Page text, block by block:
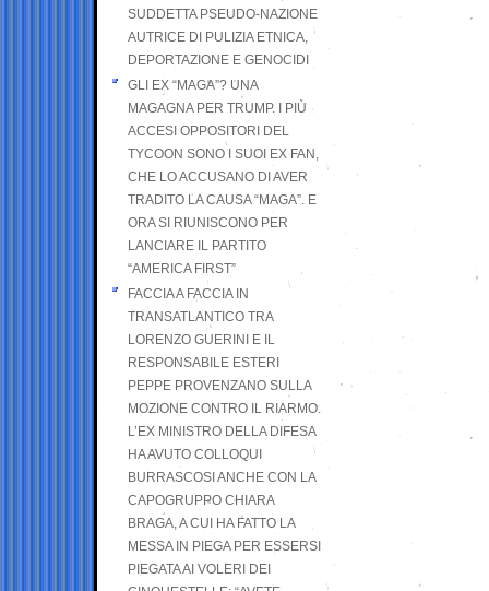
SUDDETTA PSEUDO-NAZIONE
AUTRICE DI PULIZIA ETNICA,
DEPORTAZIONE E GENOCIDI
GLI EX “MAGA”? UNA
MAGAGNA PER TRUMP. I PIÙ
ACCESI OPPOSITORI DEL
TYCOON SONO I SUOI EX FAN,
CHE LO ACCUSANO DI AVER
TRADITO LA CAUSA “MAGA”. E
ORA SI RIUNISCONO PER
LANCIARE IL PARTITO
“AMERICA FIRST”
FACCIA A FACCIA IN
TRANSATLANTICO TRA
LORENZO GUERINI E IL
RESPONSABILE ESTERI
PEPPE PROVENZANO SULLA
MOZIONE CONTRO IL RIARMO.
L’EX MINISTRO DELLA DIFESA
HA AVUTO COLLOQUI
BURRASCOSI ANCHE CON LA
CAPOGRUPPO CHIARA
BRAGA, A CUI HA FATTO LA
MESSA IN PIEGA PER ESSERSI
PIEGATA AI VOLERI DEI